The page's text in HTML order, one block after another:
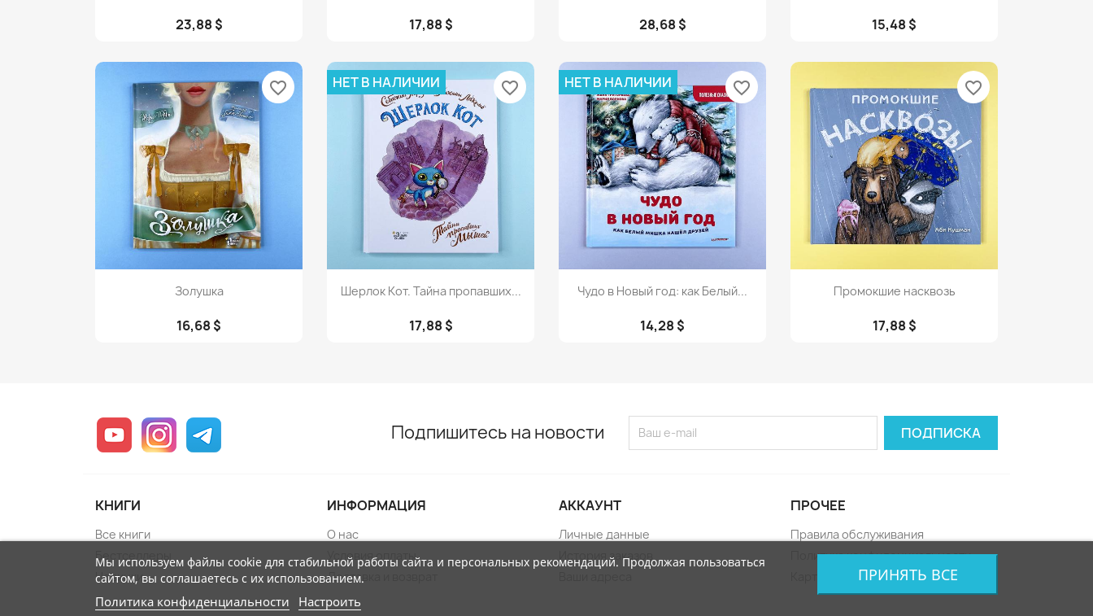
23,88 $ 17,88 $ 28,68 $ 15,48 $
Просмотр
Золушка
16,68 $
favorite_border
Просмотр
Шерлок Кот. Тайна пропавших...
17,88 $
НЕТ В НАЛИЧИИ favorite_border
Просмотр
Чудо в Новый год: как Белый...
14,28 $
НЕТ В НАЛИЧИИ favorite_border
Просмотр
Промокшие насквозь
17,88 $
favorite_border
YouTube Instagram Подпишитесь на новости
КНИГИ
Все книги
Бестселлеры
Новинки
ИНФОРМАЦИЯ
О нас
Условия оплаты
Доставка и возврат
АККАУНТ
Личные данные
История заказов
ПРОЧЕЕ
Правила обслуживания
Политика конфиденциальности
Мы используем файлы cookie для стабильной работы сайта и персональных рекомендаций. Продолжая пользоваться
сайтом, вы соглашаетесь с их использованием.
Политика конфиденциальности Настроить
ПРИНЯТЬ ВСЕ